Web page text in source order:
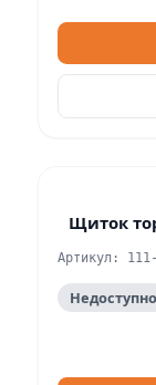
Щиток
Артикул:
Недоступно